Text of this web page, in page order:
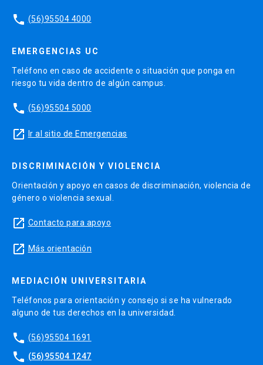
phone (56)95504 4000
EMERGENCIAS UC
Teléfono en caso de accidente o situación que ponga en
riesgo tu vida dentro de algún campus.
phone (56)95504 5000
launch Ir al sitio de Emergencias
DISCRIMINACIÓN Y VIOLENCIA
Orientación y apoyo en casos de discriminación, violencia de
género o violencia sexual.
launch Contacto para apoyo
launch Más orientación
MEDIACIÓN UNIVERSITARIA
Teléfonos para orientación y consejo si se ha vulnerado
alguno de tus derechos en la universidad.
phone (56)95504 1691
phone (56)95504 1247